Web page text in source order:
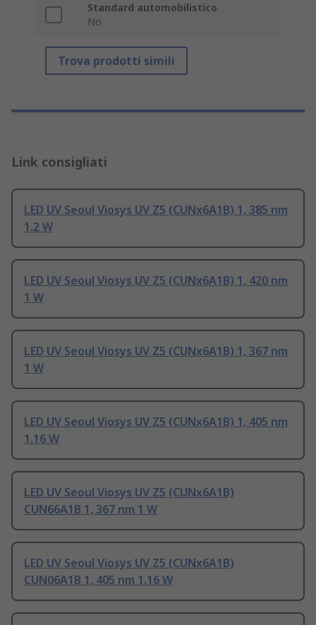
Standard automobilistico
No
Trova prodotti simili
Link consigliati
LED UV Seoul Viosys UV Z5 (CUNx6A1B) 1, 385 nm
1.2 W
LED UV Seoul Viosys UV Z5 (CUNx6A1B) 1, 420 nm
1 W
LED UV Seoul Viosys UV Z5 (CUNx6A1B) 1, 367 nm
1 W
LED UV Seoul Viosys UV Z5 (CUNx6A1B) 1, 405 nm
1.16 W
LED UV Seoul Viosys UV Z5 (CUNx6A1B)
CUN66A1B 1, 367 nm 1 W
LED UV Seoul Viosys UV Z5 (CUNx6A1B)
CUN06A1B 1, 405 nm 1.16 W